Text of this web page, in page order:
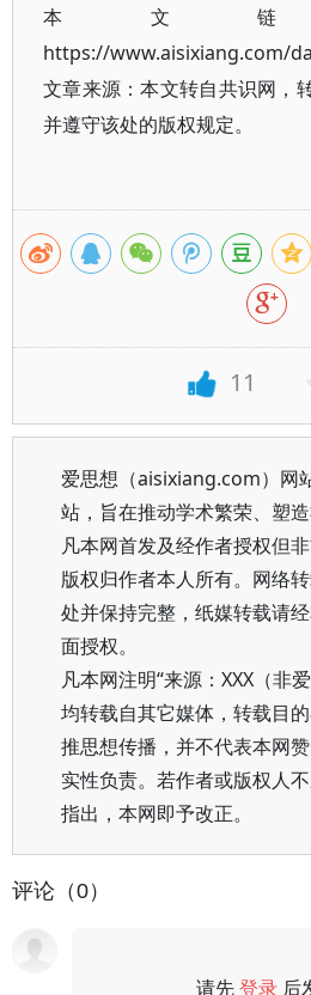
本文
https://www.aisixiang.com/
文章来源：本文转自共识网，
并遵守该处的版权规定。
11
爱思想（aisixiang.com）网
站，旨在推动学术繁荣、塑造
凡本网首发及经作者授权但
版权归作者本人所有。网络
处并保持完整，纸媒转载请
面授权。
凡本网注明“来源：XXX（非
均转载自其它媒体，转载目
推思想传播，并不代表本网
实性负责。若作者或版权人
指出，本网即予改正。
评论（0）
请先登录 后